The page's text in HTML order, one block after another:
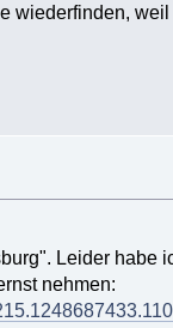
wiederfinden,
Leider habe
nehmen: